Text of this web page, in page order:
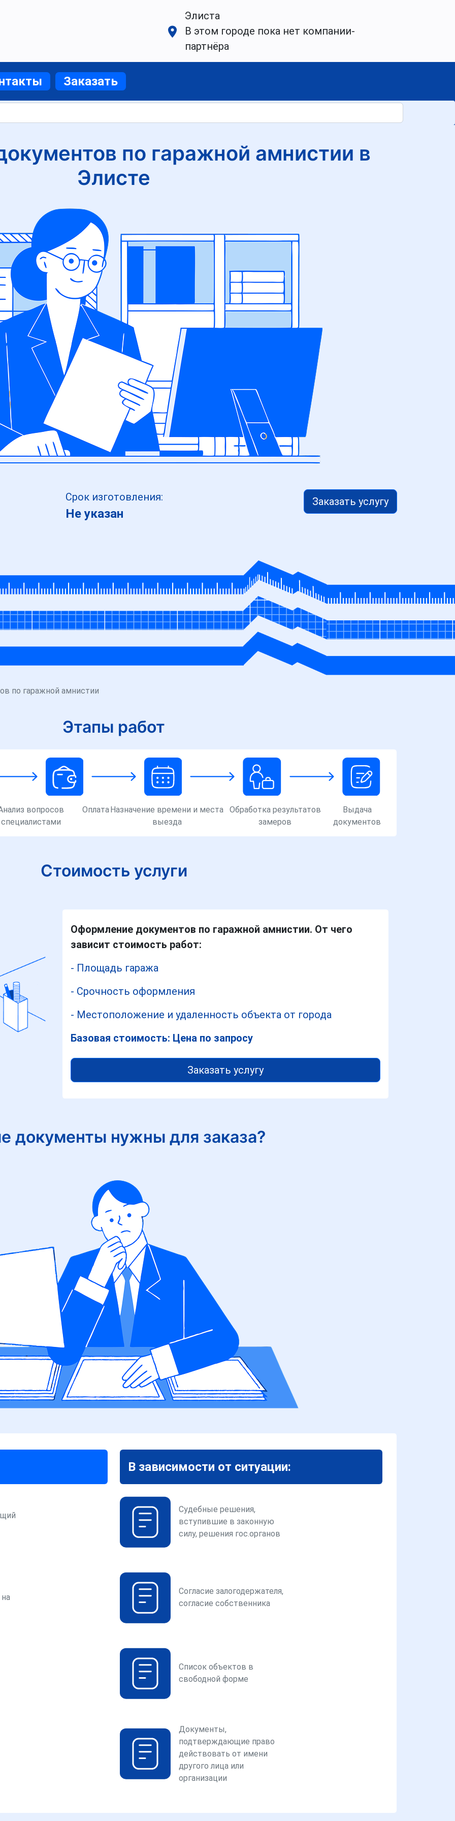
Элиста
В этом городе пока нет компании-
партнёра
Заказать
по гаражной амнистии в
Элисте
Срок изготовления:
Не указан
Заказать услугу
по гаражной амнистии
Этапы работ
вопросов
специалистами
ОплатаНазначение времени и места
выезда
Обработка результатов
замеров
Выдача
документов
Стоимость услуги
Оформление документов по гаражной амнистии. От чего
зависит стоимость работ:
- Площадь гаража
- Срочность оформления
- Местоположение и удаленность объекта от города
Базовая стоимость: Цена по запросу
Заказать услугу
документы нужны для заказа?
В зависимости от ситуации:
Судебные решения,
вступившие в законную
силу, решения гос.органов
Согласие залогодержателя,
согласие собственника
Список объектов в
свободной форме
Документы,
подтверждающие право
действовать от имени
другого лица или
организации